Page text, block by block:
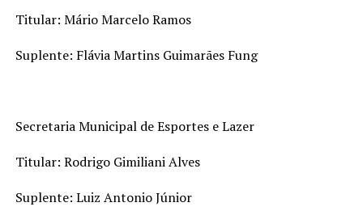
Titular: Mário Marcelo Ramos
Suplente: Flávia Martins Guimarães Fung
Secretaria Municipal de Esportes e Lazer
Titular: Rodrigo Gimiliani Alves
Suplente: Luiz Antonio Júnior